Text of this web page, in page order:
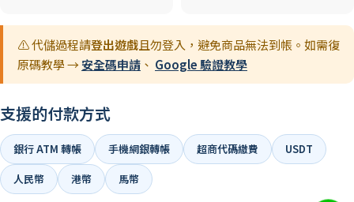
⚠️ 代儲過程請登出遊戲且勿登入，避免商品無法到帳。如需復
原碼教學 →安全碼申請 、 Google 驗證教學
支援的付款方式
銀行 ATM 轉帳 手機網銀轉帳 超商代碼繳費
USDT
人民幣
港幣 馬幣